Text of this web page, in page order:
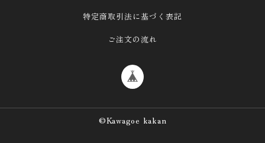
★シーズンギフト（クリスマス、母の日…）
※参考作品（展示用・非売品）
特定商取引法に基づく表記
ご注文の流れ
©Kawagoe kakan